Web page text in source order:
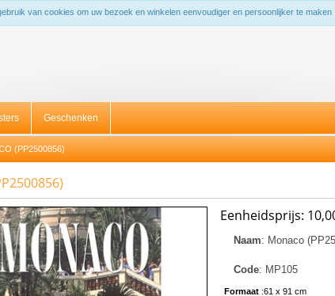
van cookies om uw bezoek en winkelen eenvoudiger en persoonlijker te maken
Geschenken
(PP2500856)
Eenheidsprijs:
Naam: Monaco
Code: MP105
Formaat :61 x 91 cm